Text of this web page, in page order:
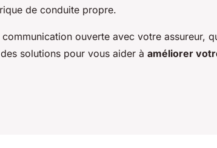
de conduite propre.
ouverte avec votre assureur,
solutions pour vous aider à améliorer